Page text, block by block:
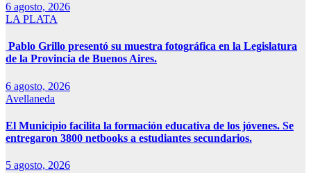
6 agosto, 2026
LA PLATA
Pablo Grillo presentó su muestra fotográfica en la Legislatura
de la Provincia de Buenos Aires.
6 agosto, 2026
Avellaneda
El Municipio facilita la formación educativa de los jóvenes. Se
entregaron 3800 netbooks a estudiantes secundarios.
5 agosto, 2026